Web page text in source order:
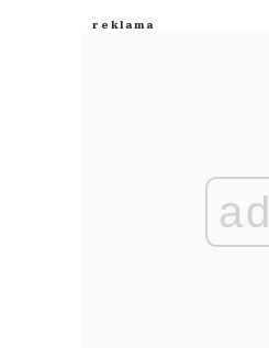
ad